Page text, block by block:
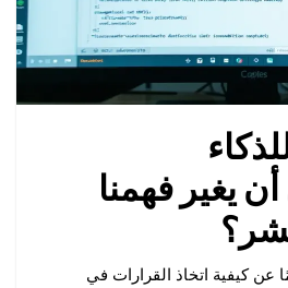
يغير فهمنا
كيفية اتخاذ القرارات في